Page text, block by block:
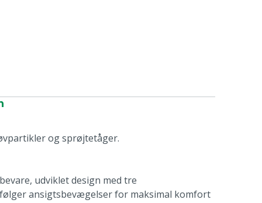
og sprøjtetåger.
udviklet design med tre
ansigtsbevægelser for maksimal komfort